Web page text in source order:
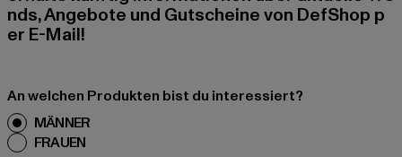
nds, Angebote und Gutscheine von DefShop p
er E-Mail!
An welchen Produkten bist du interessiert?
MÄNNER
FRAUEN